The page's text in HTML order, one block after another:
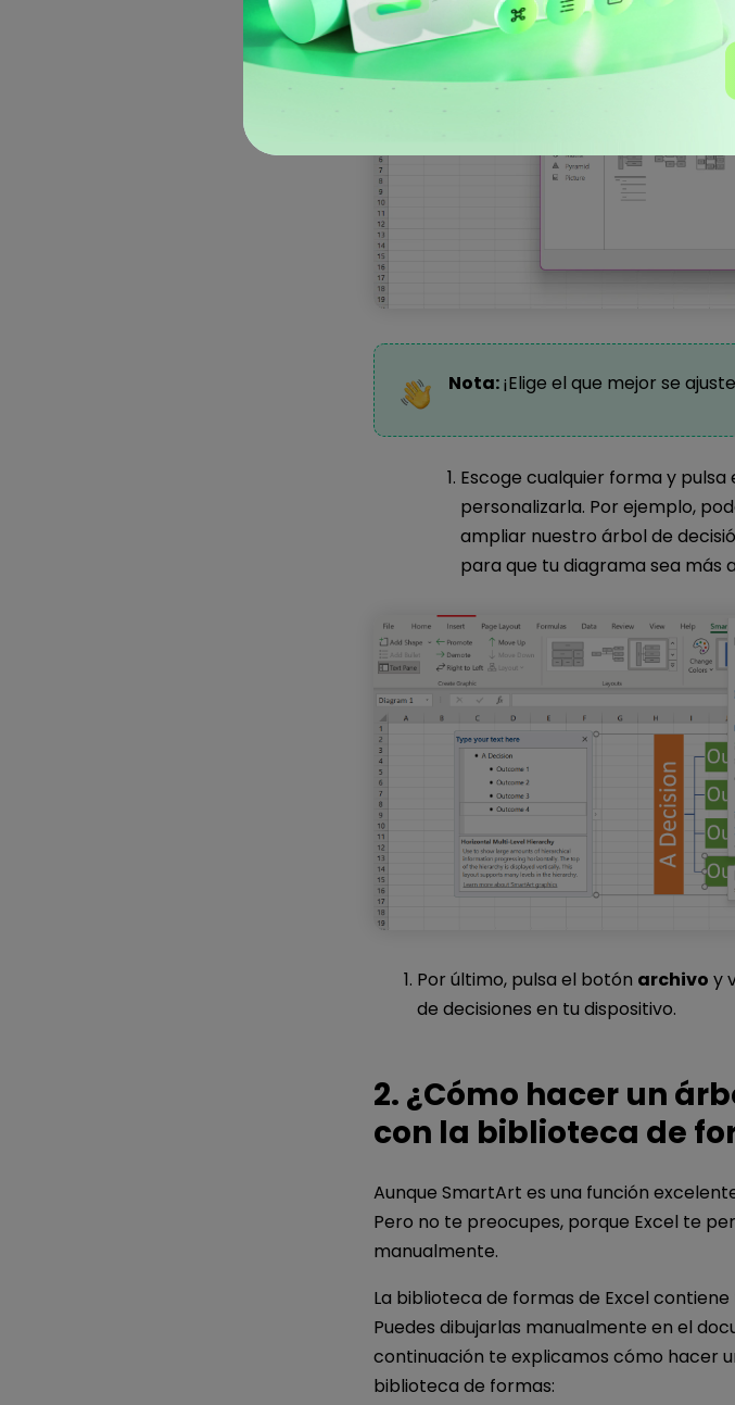
Nota:¡Elige el que mejor se
Escoge cualquier forma y
personalizarla. Por ejemplo,
ampliar nuestro árbol de
para que tu diagrama sea más
Por último, pulsa el botón archivo y
de decisiones en tu dispositivo.
2. ¿Cómo hacer un
con la biblioteca de
Aunque SmartArt es una función
Pero no te preocupes, porque Excel te
manualmente.
La biblioteca de formas de Excel
Puedes dibujarlas manualmente en el
continuación te explicamos cómo hacer
biblioteca de formas: